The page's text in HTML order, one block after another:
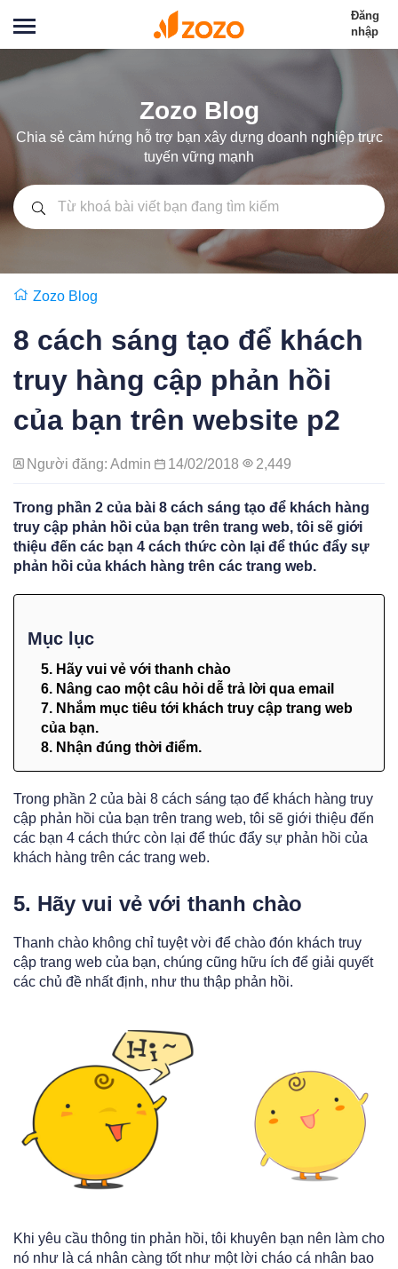
Đăng
nhập
Zozo Blog
Chia sẻ cảm hứng hỗ trợ bạn xây dựng doanh nghiệp trực
tuyến vững mạnh
Zozo Blog
8 cách sáng tạo để khách
truy hàng cập phản hồi
của bạn trên website p2
Người đăng: Admin 14/02/2018 2,449
Trong phần 2 của bài 8 cách sáng tạo để khách hàng
truy cập phản hồi của bạn trên trang web, tôi sẽ giới
thiệu đến các bạn 4 cách thức còn lại để thúc đẩy sự
phản hồi của khách hàng trên các trang web.
Mục lục
5. Hãy vui vẻ với thanh chào
6. Nâng cao một câu hỏi dễ trả lời qua email
7. Nhắm mục tiêu tới khách truy cập trang web
của bạn.
8. Nhận đúng thời điểm.
Trong phần 2 của bài 8 cách sáng tạo để khách hàng truy
cập phản hồi của bạn trên trang web, tôi sẽ giới thiệu đến
các bạn 4 cách thức còn lại để thúc đẩy sự phản hồi của
khách hàng trên các trang web.
5. Hãy vui vẻ với thanh chào
Thanh chào không chỉ tuyệt vời để chào đón khách truy
cập trang web của bạn, chúng cũng hữu ích để giải quyết
các chủ đề nhất định, như thu thập phản hồi.
Khi yêu cầu thông tin phản hồi, tôi khuyên bạn nên làm cho
nó như là cá nhân càng tốt như một lời cháo cá nhân bao